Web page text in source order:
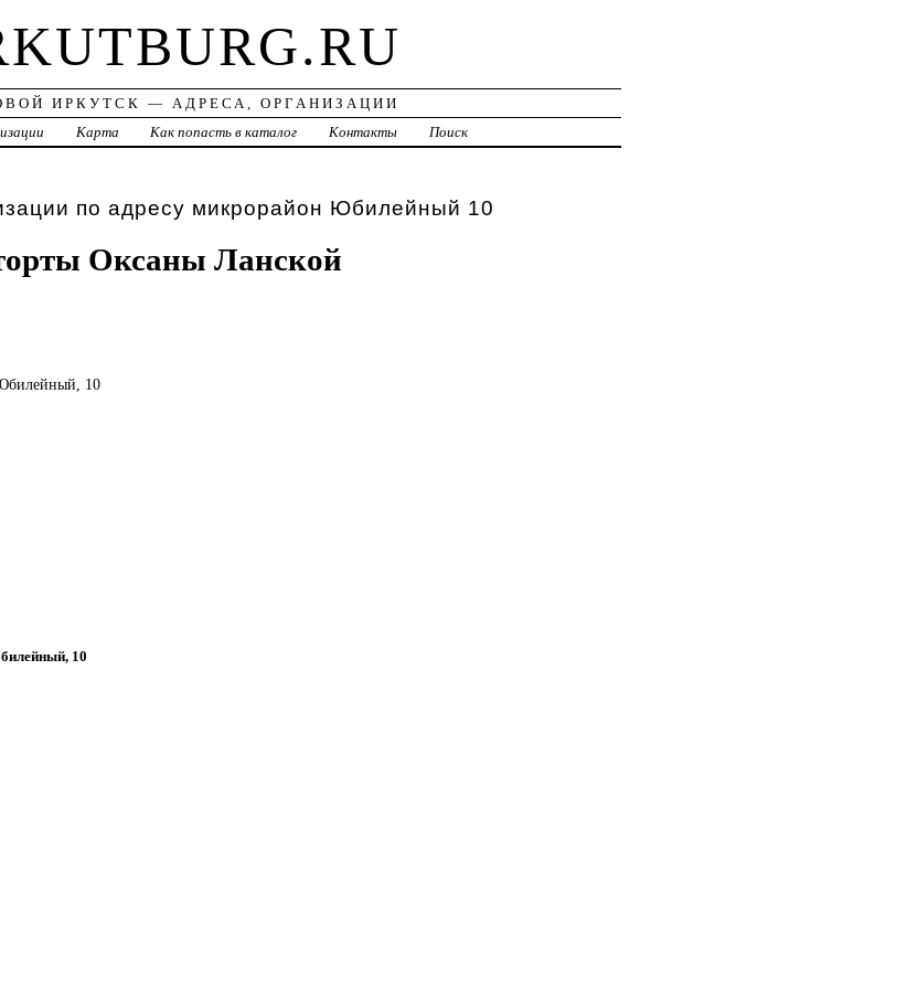
ИРКУТСК — АДРЕСА, ОРГАНИЗАЦИИ
Карта Как попасть в каталог Контакты Поиск
по адресу микрорайон Юбилейный 10
Оксаны Ланской
10
10